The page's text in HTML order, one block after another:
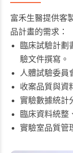
富禾生醫提供客
品計畫的需求：
臨床試驗計劃
驗文件撰寫。
人體試驗委員
收案品質與資
實驗數據統計
臨床資料統整
實驗室品質管